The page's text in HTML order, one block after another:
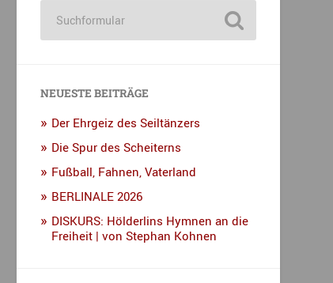
NEUESTE BEITRÄGE
Der Ehrgeiz des Seiltänzers
Die Spur des Scheiterns
Fußball, Fahnen, Vaterland
BERLINALE 2026
DISKURS: Hölderlins Hymnen an die
Freiheit | von Stephan Kohnen